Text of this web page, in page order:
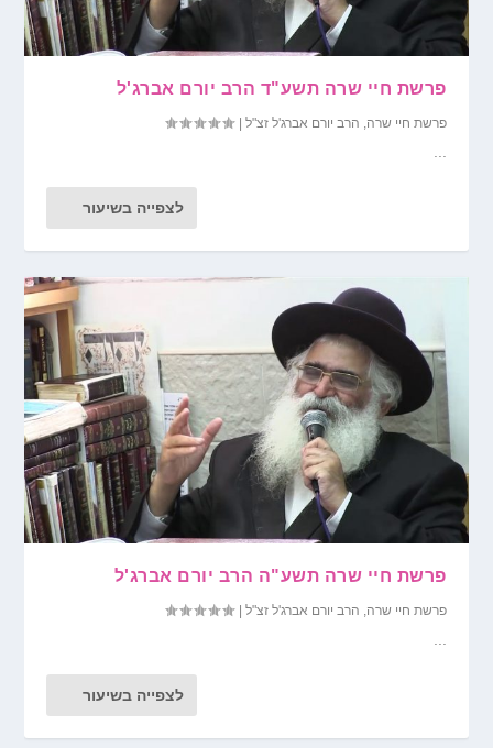
פרשת חיי שרה תשע"ד הרב יורם אברג'ל
פרשת חיי שרה, הרב יורם אברג'ל זצ"ל |
...
לצפייה בשיעור
פרשת חיי שרה תשע"ה הרב יורם אברג'ל
פרשת חיי שרה, הרב יורם אברג'ל זצ"ל |
לצפייה בשיעור